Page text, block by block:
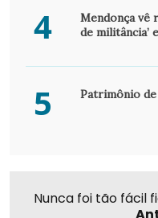
4
Mendonça vê
de militância’
5 Patrimônio
Nunca foi tão fácil